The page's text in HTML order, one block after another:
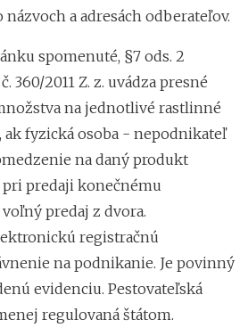
a adresách odberateľov.
spomenuté, §7 ods. 2
360/2011 Z. z. uvádza presné
na jednotlivé rastlinné
ak fyzická osoba - nepodnikateľ
na daný produkt
predaji konečnému
predaj z dvora.
registračnú
na podnikanie. Je povinný
evidenciu. Pestovateľská
regulovaná štátom.